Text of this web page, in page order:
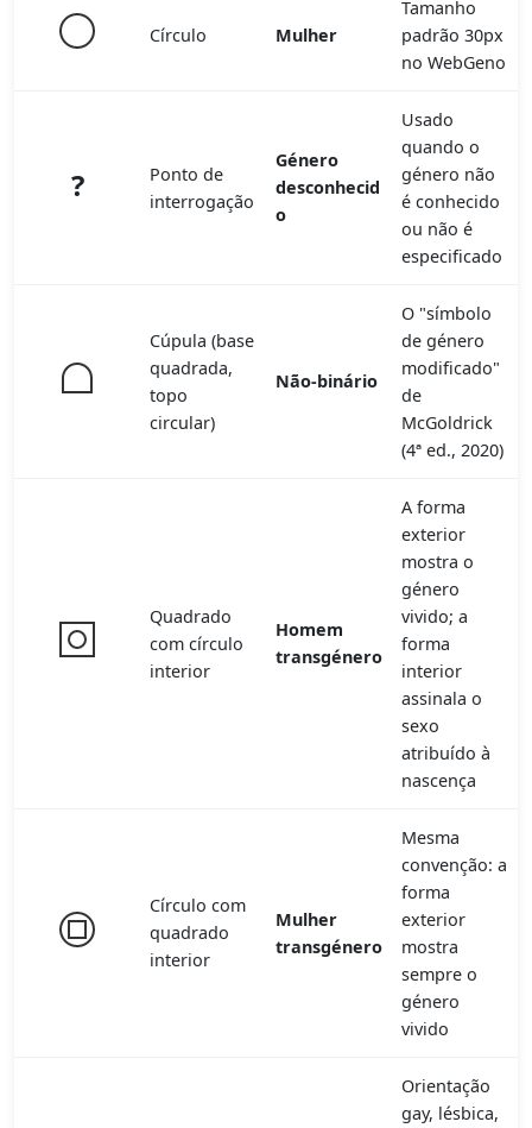
Círculo Mulher
Tamanho
padrão 30px
no WebGeno
?
Ponto de
interrogação
Género
desconhecid
o
Usado
quando o
género não
é conhecido
ou não é
especificado
Cúpula (base
quadrada,
topo
circular)
Não-binário
O "símbolo
de género
modificado"
de
McGoldrick
(4ª ed., 2020)
Quadrado
com círculo
interior
Homem
transgénero
A forma
exterior
mostra o
género
vivido; a
forma
interior
assinala o
sexo
atribuído à
nascença
Círculo com
quadrado
interior
Mulher
transgénero
Mesma
convenção: a
forma
exterior
mostra
sempre o
género
vivido
Orientação
gay, lésbica,